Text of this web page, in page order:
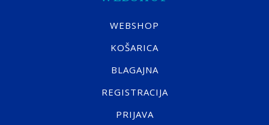
WEBSHOP
KOŠARICA
BLAGAJNA
REGISTRACIJA
PRIJAVA